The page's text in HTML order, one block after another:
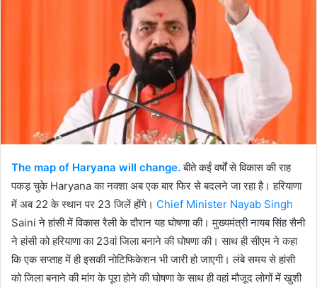
The map of Haryana will change. बीते कईं वर्षों से विकास की राह
पकड़ चुके Haryana का नक्शा अब एक बार फिर से बदलने जा रहा है। हरियाणा
में अब 22 के स्थान पर 23 जिलें होंगे। Chief Minister Nayab Singh
Saini ने हांसी में विकास रैली के दौरान यह घोषणा की। मुख्यमंत्री नायब सिंह सैनी
ने हांसी को हरियाणा का 23वां जिला बनाने की घोषणा की। साथ ही सीएम ने कहा
कि एक सप्ताह में ही इसकी नोटिफिकेशन भी जारी हो जाएगी। लंबे समय से हांसी
को जिला बनाने की मांग के पूरा होने की घोषणा के साथ ही वहां मौजूद लोगों में खुशी